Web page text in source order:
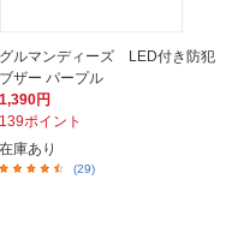
グルマンディーズ LED付き防犯
ブザー パープル
1,390円
139ポイント
在庫あり
(29)